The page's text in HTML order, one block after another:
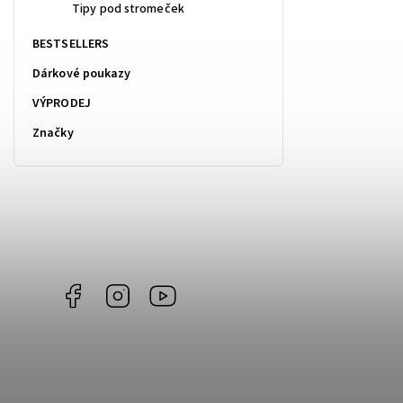
Tipy pod stromeček
BESTSELLERS
Dárkové poukazy
VÝPRODEJ
Značky
Facebook Instagram